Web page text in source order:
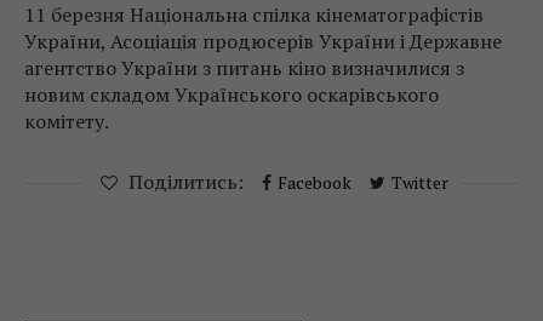
11 березня Національна спілка кінематографістів
України, Асоціація продюсерів України і Державне
агентство України з питань кіно визначилися з
новим складом Українського оскарівського
комітету.
Поділитись: Facebook Twitter